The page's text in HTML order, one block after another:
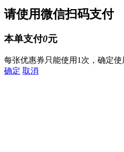
请使用微信扫码支付
本单支付0元
每张优惠券只能使用1次，确定使
确定 取消